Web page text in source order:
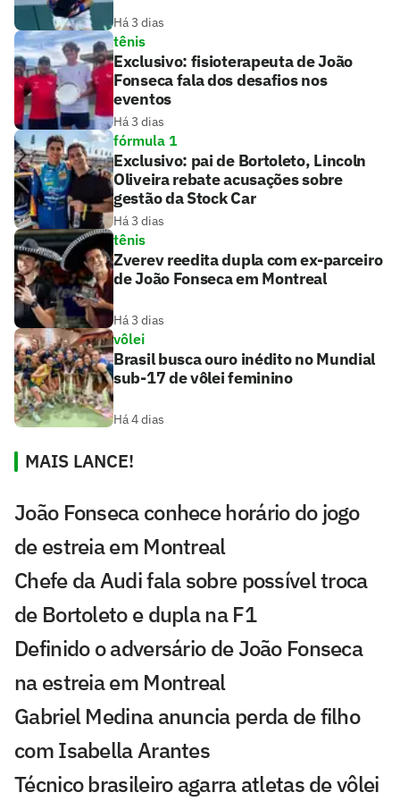
Há 3 dias
tênis
Exclusivo: fisioterapeuta de João
Fonseca fala dos desafios nos
eventos
Há 3 dias
fórmula 1
Exclusivo: pai de Bortoleto, Lincoln
Oliveira rebate acusações sobre
gestão da Stock Car
Há 3 dias
tênis
Zverev reedita dupla com ex-parceiro
de João Fonseca em Montreal
Há 3 dias
vôlei
Brasil busca ouro inédito no Mundial
sub-17 de vôlei feminino
Há 4 dias
MAIS LANCE!
João Fonseca conhece horário do jogo
de estreia em Montreal
Chefe da Audi fala sobre possível troca
de Bortoleto e dupla na F1
Definido o adversário de João Fonseca
na estreia em Montreal
Gabriel Medina anuncia perda de filho
com Isabella Arantes
Técnico brasileiro agarra atletas de vôlei